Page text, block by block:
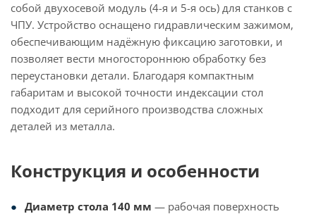
собой двухосевой модуль (4-я и 5-я ось) для станков с
ЧПУ. Устройство оснащено гидравлическим зажимом,
обеспечивающим надёжную фиксацию заготовки, и
позволяет вести многостороннюю обработку без
переустановки детали. Благодаря компактным
габаритам и высокой точности индексации стол
подходит для серийного производства сложных
деталей из металла.
Конструкция и особенности
Диаметр стола 140 мм — рабочая поверхность